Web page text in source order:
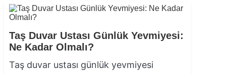
Taş Duvar Ustası Günlük Yevmiyesi:
Ne Kadar Olmalı?
Taş duvar ustası günlük yevmiyesi